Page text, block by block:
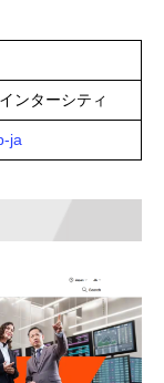
ンターシティ
ja